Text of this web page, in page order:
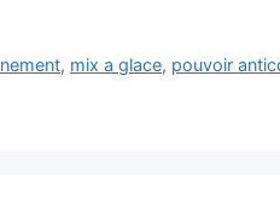
, mix a glace, pouvoir